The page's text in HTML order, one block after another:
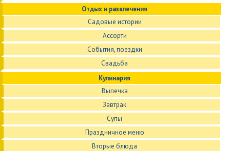
Отдых и развлечения
Садовые истории
Ассорти
События, поездки
Свадьба
Кулинария
Выпечка
Завтрак
Супы
Праздничное меню
Вторые блюда